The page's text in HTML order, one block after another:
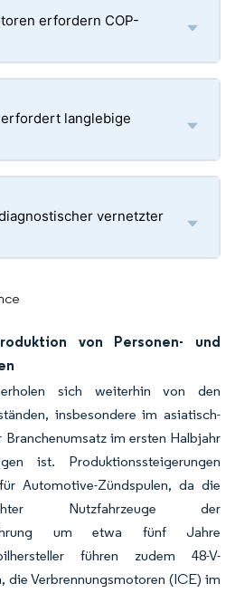
erfordern COP-
langlebige
vernetzter
von Personen- und
erholen sich weiterhin von den
insbesondere im asiatisch-
im ersten Halbjahr
ist. Produktionssteigerungen
Automotive-Zündspulen, da die
Nutzfahrzeuge der
um etwa fünf Jahre
führen zudem 48-V-
die Verbrennungsmotoren (ICE) im